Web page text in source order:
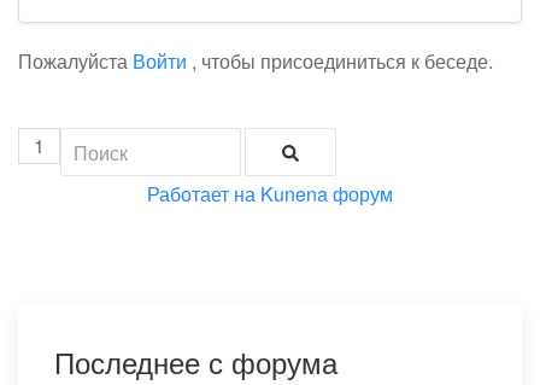
Пожалуйста Войти , чтобы присоединиться к беседе.
1
Работает на Kunena форум
Последнее с форума